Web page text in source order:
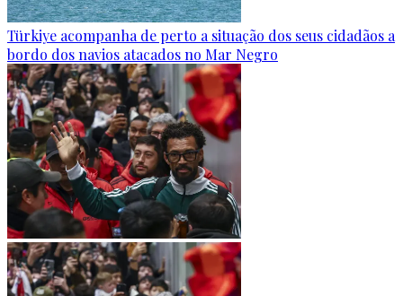
Türkiye acompanha de perto a situação dos seus cidadãos a
bordo dos navios atacados no Mar Negro